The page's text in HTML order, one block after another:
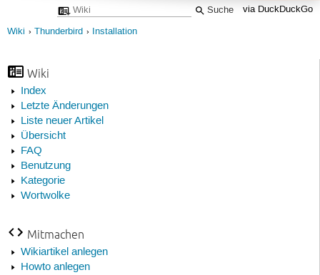
via DuckDuckGo
Wiki Thunderbird Installation
Wiki
Index
Letzte Änderungen
Liste neuer Artikel
Übersicht
FAQ
Benutzung
Kategorie
Wortwolke
Mitmachen
Wikiartikel anlegen
Howto anlegen